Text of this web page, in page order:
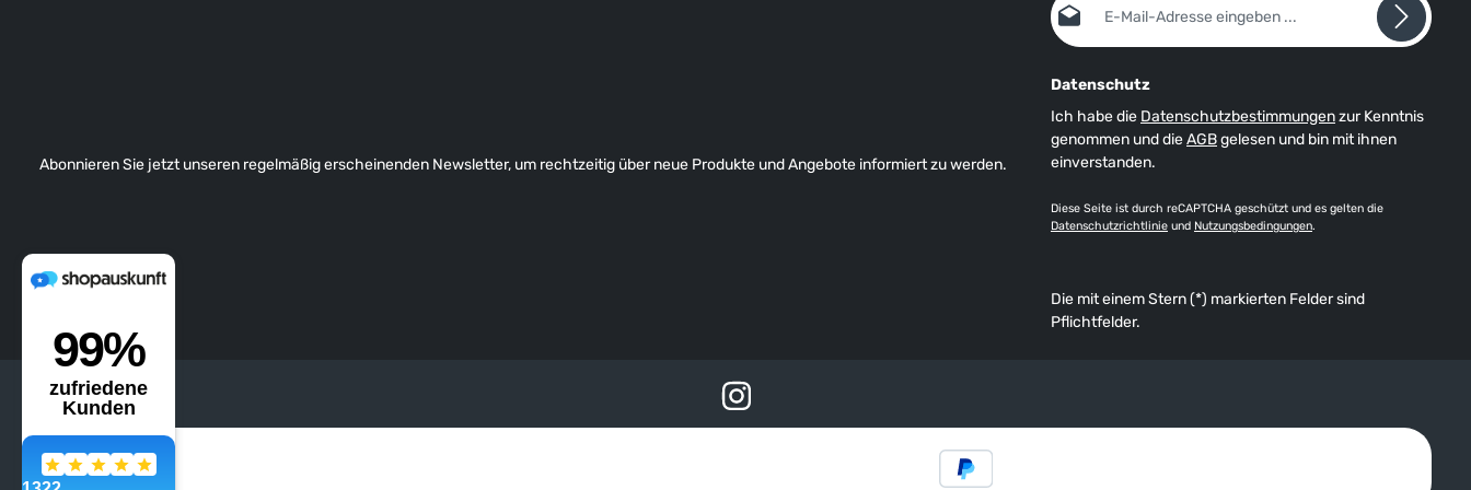
Abonnieren Sie jetzt unseren regelmäßig erscheinenden Newsletter, um rechtzeitig über neue Produkte und Angebote informiert zu werden.
Datenschutz
Ich habe die Datenschutzbestimmungenzur Kenntnis
genommen und dieAGBgelesen und bin mit ihnen
einverstanden.
Diese Seite ist durch reCAPTCHA geschützt und es gelten die
Datenschutzrichtlinie und Nutzungsbedingungen.
Die mit einem Stern (*) markierten Felder sind
Pflichtfelder.